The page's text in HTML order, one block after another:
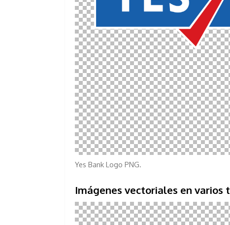
Yes Bank Logo PNG.
Imágenes vectoriales en varios